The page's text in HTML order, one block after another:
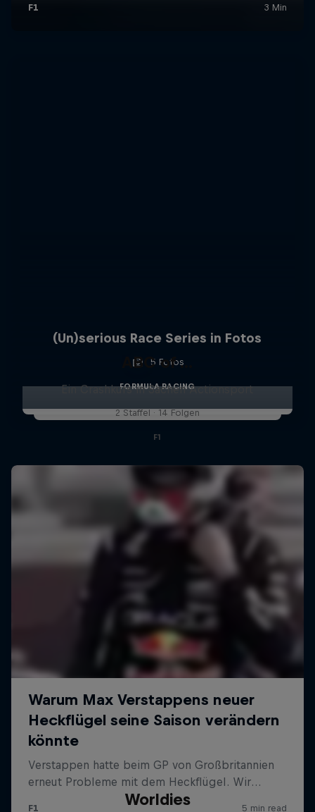
(Un)serious Race Series in Fotos
5 Fotos
FORMULA RACING
ABC of ...
Ein Crashkurs in Sachen Actionsport
2 Staffel · 14 Folgen
F1
Worldies